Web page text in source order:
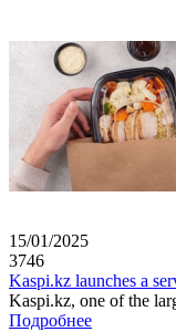
15/01/2025
3746
Kaspi.kz launches a
Kaspi.kz, one of the
Подробнее